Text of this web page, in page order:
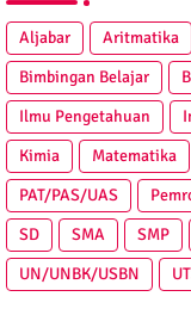
Aljabar Aritmatika
Bimbingan Belajar
Ilmu Pengetahuan
Kimia
Matematika
PAT/PAS/UAS
SD
SMA SMP
UN/UNBK/USBN